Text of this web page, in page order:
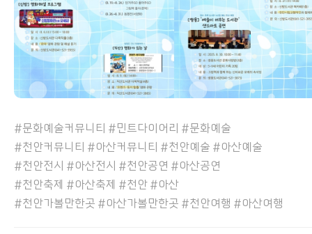
#문화예술커뮤니티 #민트다이어리 #문화예술
#천안커뮤니티 #아산커뮤니티 #천안예술 #아산예술
#천안전시 #아산전시 #천안공연 #아산공연
#천안축제 #아산축제 #천안 #아산
#천안가볼만한곳 #아산가볼만한곳 #천안여행 #아산여행